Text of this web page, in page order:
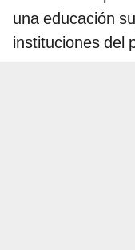
una educación
instituciones del